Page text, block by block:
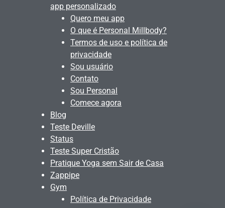
app personalizado
Quero meu app
O que é Personal Millbody?
Termos de uso e política de
privacidade
Sou usuário
Contato
Sou Personal
Comece agora
Blog
Teste Deville
Status
Teste Super Cristão
Pratique Yoga sem Sair de Casa
Zappipe
Gym
Política de Privacidade